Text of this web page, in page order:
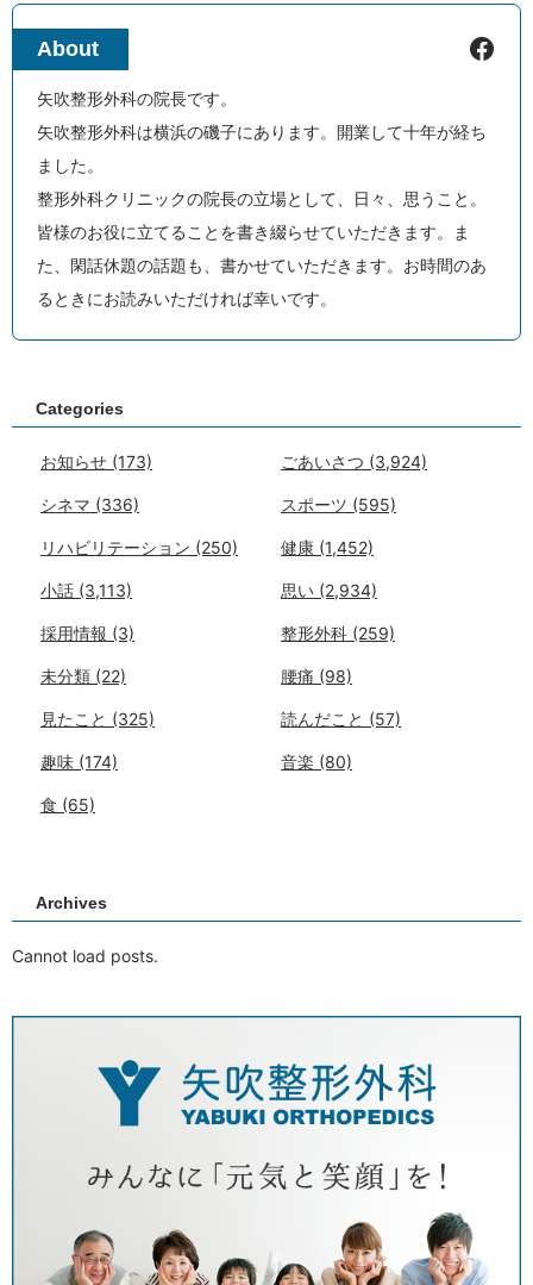
About Facebook
矢吹整形外科の院長です。
矢吹整形外科は横浜の磯子にあります。開業して十年が経ち
ました。
整形外科クリニックの院長の立場として、日々、思うこと。
皆様のお役に立てることを書き綴らせていただきます。ま
た、閑話休題の話題も、書かせていただきます。お時間のあ
るときにお読みいただければ幸いです。
Categories
お知らせ (173) ごあいさつ (3,924)
シネマ (336) スポーツ (595)
リハビリテーション (250) 健康 (1,452)
小話 (3,113) 思い (2,934)
採用情報 (3) 整形外科 (259)
未分類 (22) 腰痛 (98)
見たこと (325) 読んだこと (57)
趣味 (174) 音楽 (80)
食 (65)
Archives
Cannot load posts.